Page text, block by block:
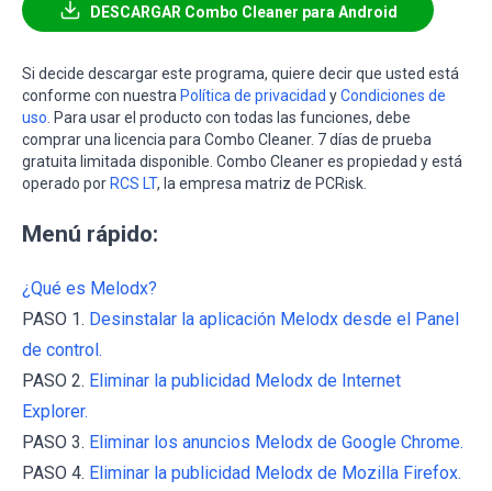
DESCARGAR Combo Cleaner para Android
Si decide descargar este programa, quiere decir que usted está
conforme con nuestra Política de privacidad yCondiciones de
uso . Para usar el producto con todas las funciones, debe
comprar una licencia para Combo Cleaner. 7 días de prueba
gratuita limitada disponible. Combo Cleaner es propiedad y está
operado por RCS LT, la empresa matriz de PCRisk.
Menú rápido:
¿Qué es Melodx?
PASO 1. Desinstalar la aplicación Melodx desde el Panel
de control.
PASO 2. Eliminar la publicidad Melodx de Internet
Explorer.
PASO 3. Eliminar los anuncios Melodx de Google Chrome.
PASO 4. Eliminar la publicidad Melodx de Mozilla Firefox.